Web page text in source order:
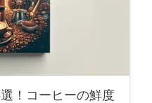
！コーヒーの鮮度